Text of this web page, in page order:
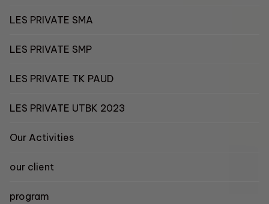
LES PRIVATE SMA
LES PRIVATE SMP
LES PRIVATE TK PAUD
LES PRIVATE UTBK 2023
Our Activities
our client
program